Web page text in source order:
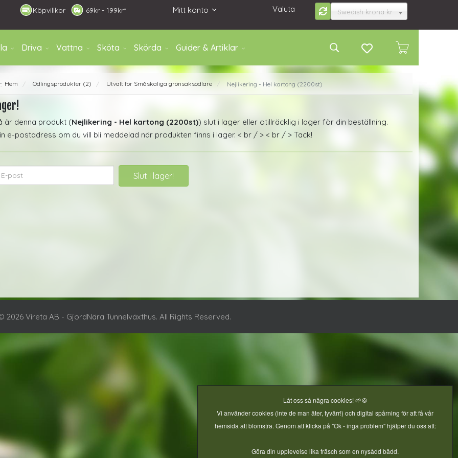
Mitt konto
69kr - 199kr*
Köpvillkor Valuta Swedish krona kr
Driva Vattna Sköta Skörda Guider & Artiklar
Hem / Odlingsprodukter (2) / Utvalt för Småskaliga grönsaksodlare / Nejlikering - Hel kartong (2200st)
är denna produkt (Nejlikering - Hel kartong (2200st)) slut i lager eller otillräcklig i lager för din beställning.
e-postadress om du vill bli meddelad när produkten finns i lager. < br / > < br / > Tack!
2026 Vireta AB - GjordNära Tunnelväxthus. All Rights Reserved.
Låt oss så några cookies! 🌱🍪
Vi använder cookies (inte de man äter, tyvärr!) och digital spårning för att få vår
hemsida att blomstra. Genom att klicka på "Ok - inga problem" hjälper du oss att:
Göra din upplevelse lika fräsch som en nysådd bädd.